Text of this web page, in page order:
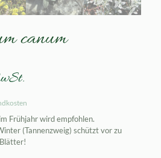
canum
Frühjahr wird empfohlen.
(Tannenzweig) schützt vor zu